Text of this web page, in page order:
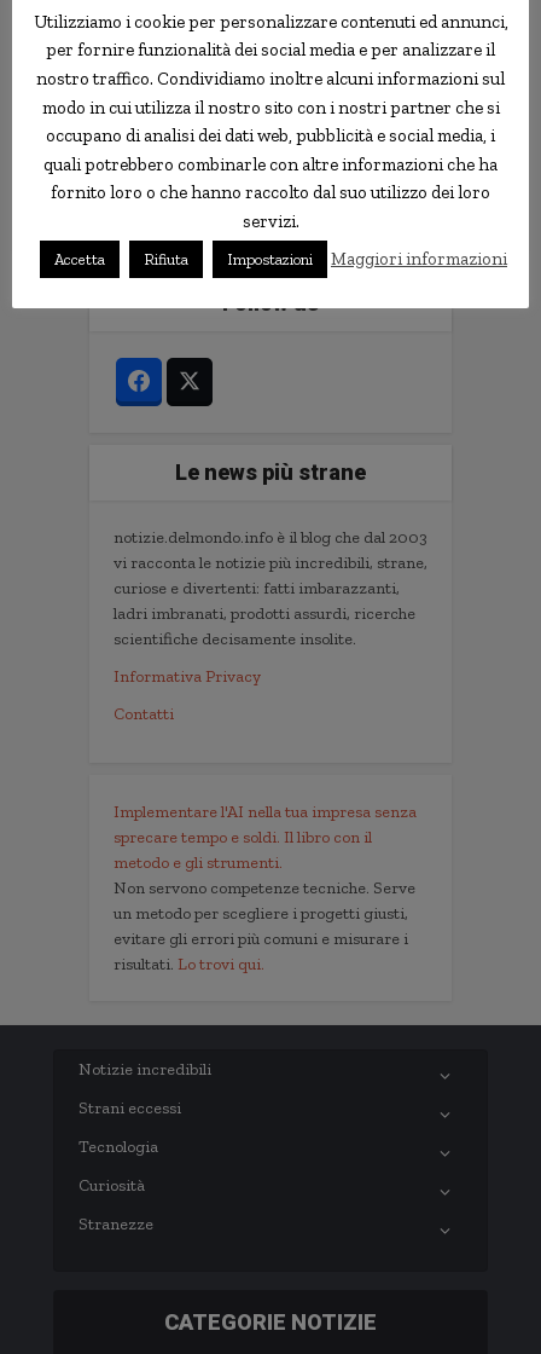
L'area del Mediterraneo come
bacino per il rilancio dell'export
italiano?
Follow us
Le news più strane
notizie.delmondo.info è il blog che dal 2003
vi racconta le notizie più incredibili, strane,
curiose e divertenti: fatti imbarazzanti,
ladri imbranati, prodotti assurdi, ricerche
scientifiche decisamente insolite.
Informativa Privacy
Contatti
Implementare l'AI nella tua impresa senza
sprecare tempo e soldi. Il libro con il
metodo e gli strumenti.
Non servono competenze tecniche. Serve
un metodo per scegliere i progetti giusti,
evitare gli errori più comuni e misurare i
risultati. Lo trovi qui.
Notizie incredibili
Strani eccessi
Tecnologia
Curiosità
Stranezze
CATEGORIE NOTIZIE
Utilizziamo i cookie per personalizzare contenuti ed annunci,
per fornire funzionalità dei social media e per analizzare il
nostro traffico. Condividiamo inoltre alcuni informazioni sul
modo in cui utilizza il nostro sito con i nostri partner che si
occupano di analisi dei dati web, pubblicità e social media, i
quali potrebbero combinarle con altre informazioni che ha
fornito loro o che hanno raccolto dal suo utilizzo dei loro
servizi.
Accetta Rifiuta Impostazioni Maggiori informazioni